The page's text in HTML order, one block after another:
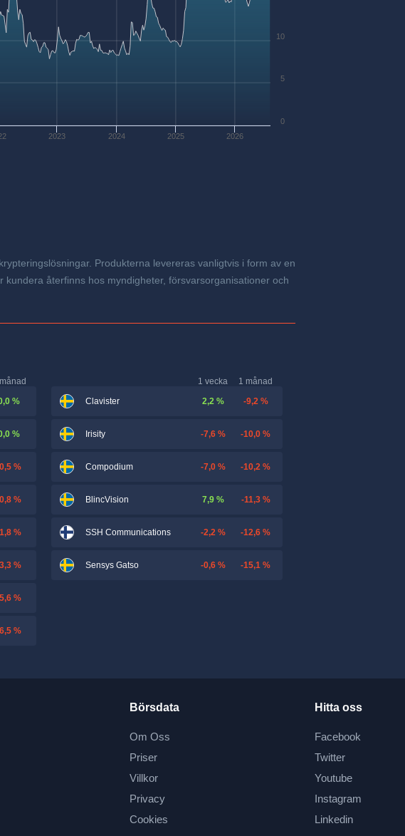
2023 2024 2025 2026
0
5
10
Produkterna levereras vanligtvis i form av en
återfinns hos myndigheter, försvarsorganisationer och
%
%
%
%
%
%
%
%
1 vecka
1 månad
Clavister
2,2 % -9,2 %
Irisity -7,6 % -10,0 %
Compodium -7,0 % -10,2 %
BlincVision 7,9 % -11,3 %
SSH Communications -2,2 % -12,6 %
Sensys Gatso -0,6 % -15,1 %
Börsdata
Om Oss
Priser
Villkor
Privacy
Cookies
Hitta oss
Facebook
Twitter
Youtube
Instagram
Linkedin